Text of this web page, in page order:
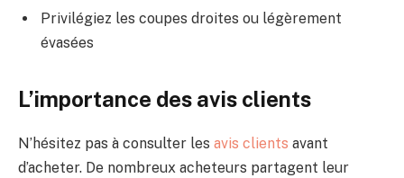
Privilégiez les coupes droites ou légèrement
évasées
L’importance des avis clients
N’hésitez pas à consulter les avis clients avant
d’acheter. De nombreux acheteurs partagent leur